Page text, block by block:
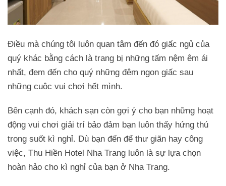
Điều mà chúng tôi luôn quan tâm đến đó giấc ngủ của
quý khác bằng cách là trang bị những tấm nệm êm ái
nhất, đem đến cho quý những đêm ngon giấc sau
những cuộc vui chơi hết mình.
Bên cạnh đó, khách sạn còn gợi ý cho bạn những hoạt
động vui chơi giải trí bảo đảm bạn luôn thấy hứng thú
trong suốt kì nghỉ. Dù bạn đến để thư giãn hay công
việc, Thu Hiền Hotel Nha Trang luôn là sự lựa chọn
hoàn hảo cho kì nghỉ của bạn ở Nha Trang.